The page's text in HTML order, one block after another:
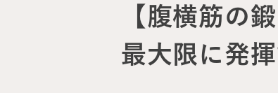
【腹横筋の
最大限に発